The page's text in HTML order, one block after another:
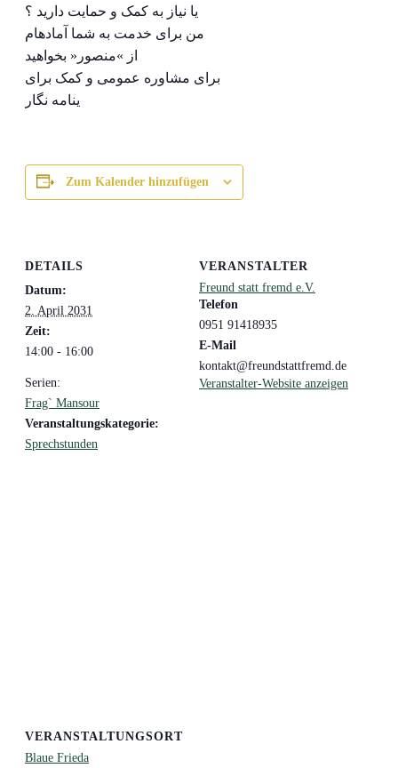
یا نیاز به کمک و حمایت دارید ؟
من برای خدمت به شما آمادهام
از »منصور« بخواهید
برای مشاوره عمومی و کمک برای
ینامه نگار
Zum Kalender hinzufügen
DETAILS
Datum:
2. April 2031
Zeit:
14:00 - 16:00
Serien:
Frag` Mansour
Veranstaltungskategorie:
Sprechstunden
VERANSTALTER
Freund statt fremd e.V.
Telefon
0951 91418935
E-Mail
kontakt@freundstattfremd.de
Veranstalter-Website anzeigen
VERANSTALTUNGSORT
Blaue Frieda